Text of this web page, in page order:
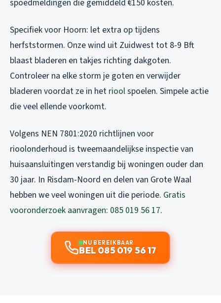
spoedmeldingen die gemiddeld €150 kosten.
Specifiek voor Hoorn: let extra op tijdens
herfststormen. Onze wind uit Zuidwest tot 8-9 Bft
blaast bladeren en takjes richting dakgoten.
Controleer na elke storm je goten en verwijder
bladeren voordat ze in het rioolspoelen. Simpele actie
die veel ellende voorkomt.
Volgens NEN 7801:2020 richtlijnen voor
rioolonderhoud is tweemaandelijkse inspectie van
huisaansluitingen verstandig bij woningen ouder dan
30 jaar. In Risdam-Noord en delen van Grote Waal
hebben we veel woningen uit die periode. Gratis
vooronderzoek aanvragen: 085 019 56 17.
NU BEREIKBAAR
BEL 085 019 56 17